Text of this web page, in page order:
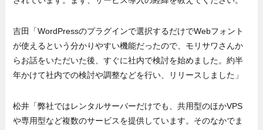
吉田「WordPressのプラグインで選択するだけでWebフォント
が使えるという分かりやすい機能だったので、モリサワさんか
らお話をいただいた後、すぐに社内で検討を始めました。約半
年かけて社内での検討や調整などを行い、リリースしました」
松井「弊社ではレンタルサーバーだけでも、共用型のほかVPS
や専用型など複数のサービスを提供しています。そのなかでま